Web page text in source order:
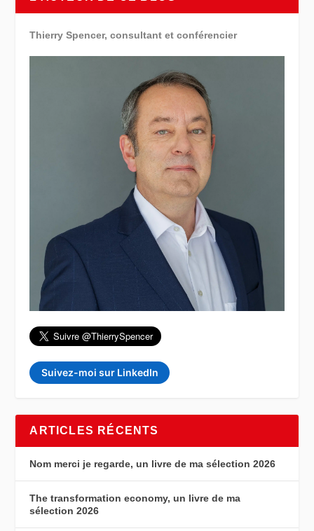
Thierry Spencer, consultant et conférencier
Suivez-moi sur LinkedIn
ARTICLES RÉCENTS
Nom merci je regarde, un livre de ma sélection 2026
The transformation economy, un livre de ma
sélection 2026